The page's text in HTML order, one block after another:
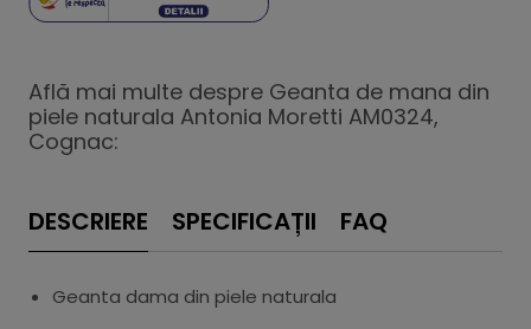
Află mai multe despre Geanta de mana din
piele naturala Antonia Moretti AM0324,
Cognac:
DESCRIERE SPECIFICAȚII FAQ
Geanta dama din piele naturala